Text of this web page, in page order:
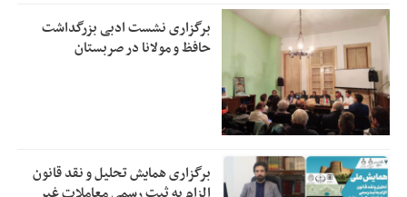
برگزاری نشست ادبی بزرگداشت
حافظ و مولانا در صربستان
برگزاری همایش تحلیل و نقد قانون